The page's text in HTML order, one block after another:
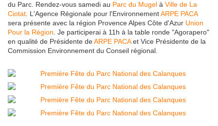
du Parc. Rendez-vous samedi au Parc du Mugel à Ville de La
Ciotat . L'Agence Régionale pour l'EnvironnementARPE PACA
sera présente avec la région Provence Alpes Côte d'Azur Union
Pour la Région . Je participerai à 11h à la table ronde "Agorapero"
en qualité de Présidente deARPE PACAet Vice Présidente de la
Commission Environnement du Conseil régional.